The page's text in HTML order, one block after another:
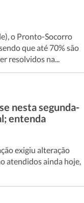
o Pronto-Socorro
que até 70% são
resolvidos na...
nesta segunda-
entenda
exigiu alteração
atendidos ainda hoje,